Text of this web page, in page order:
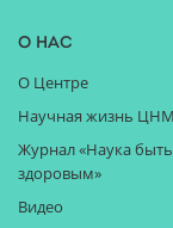
О нас
О Центре
Научная жизнь
Журнал «Наука быть
здоровым»
Видео